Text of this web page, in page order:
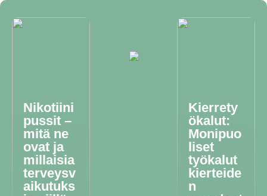
Nikotiini
pussit –
mitä ne
ovat ja
millaisia
terveysv
aikutuks
Kierrety
ökalut:
Monipuo
liset
työkalut
kierteide
n